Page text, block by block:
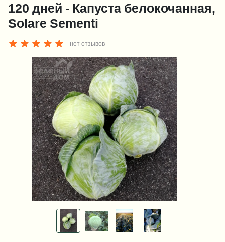
120 дней - Капуста белокочанная,
Solare Sementi
нет отзывов